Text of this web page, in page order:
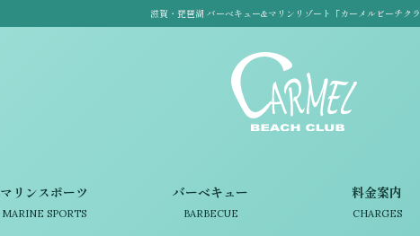
滋賀・琵琶湖 バーベキュー&マリンリゾート「カーメルビーチクラ
マリンスポーツ
MARINE SPORTS
バーベキュー
BARBECUE
料金案内
CHARGES